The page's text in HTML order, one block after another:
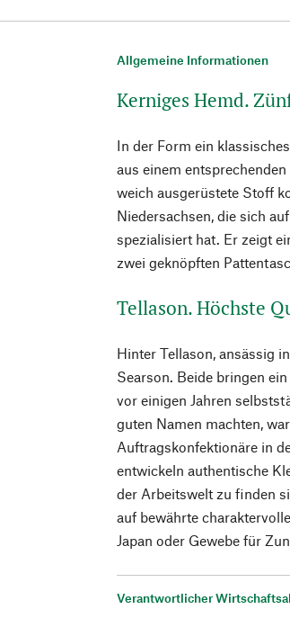
Allgemeine Informationen
Kerniges Hemd.
In der Form ein
aus einem
weich ausgerüstete Stoff
Niedersachsen, die sich
spezialisiert hat. Er zeigt
zwei geknöpften
Tellason. Höchste
Hinter Tellason, ansässig
Searson. Beide bringen
vor einigen Jahren
guten Namen machten,
Auftragskonfektionäre in
entwickeln authentische
der Arbeitswelt zu finden
auf bewährte
Japan oder Gewebe für
Verantwortlicher